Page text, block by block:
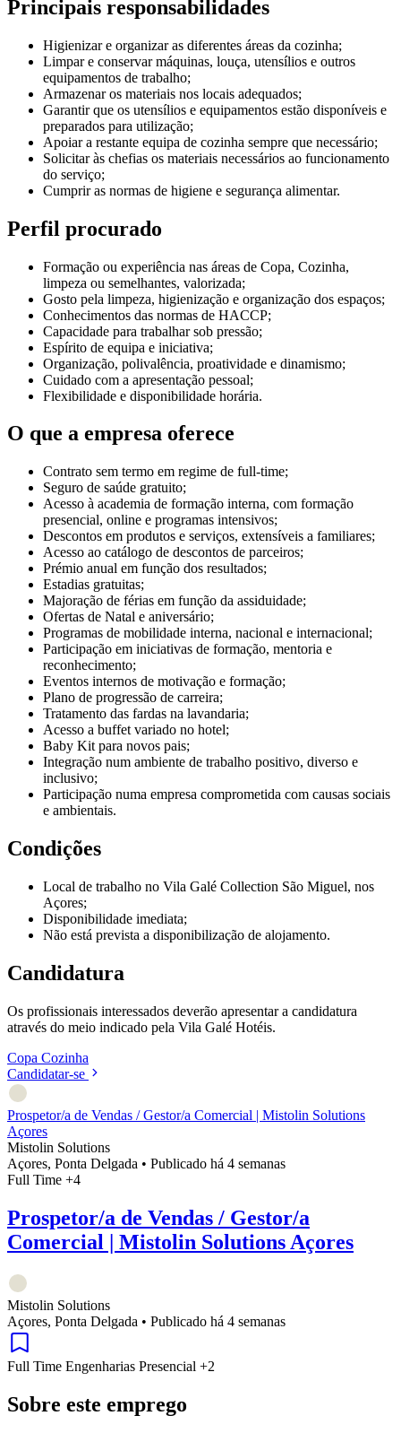
Principais responsabilidades
Higienizar e organizar as diferentes áreas da cozinha;
Limpar e conservar máquinas, louça, utensílios e outros
equipamentos de trabalho;
Armazenar os materiais nos locais adequados;
Garantir que os utensílios e equipamentos estão disponíveis e
preparados para utilização;
Apoiar a restante equipa de cozinha sempre que necessário;
Solicitar às chefias os materiais necessários ao funcionamento
do serviço;
Cumprir as normas de higiene e segurança alimentar.
Perfil procurado
Formação ou experiência nas áreas de Copa, Cozinha,
limpeza ou semelhantes, valorizada;
Gosto pela limpeza, higienização e organização dos espaços;
Conhecimentos das normas de HACCP;
Capacidade para trabalhar sob pressão;
Espírito de equipa e iniciativa;
Organização, polivalência, proatividade e dinamismo;
Cuidado com a apresentação pessoal;
Flexibilidade e disponibilidade horária.
O que a empresa oferece
Contrato sem termo em regime de full-time;
Seguro de saúde gratuito;
Acesso à academia de formação interna, com formação
presencial, online e programas intensivos;
Descontos em produtos e serviços, extensíveis a familiares;
Acesso ao catálogo de descontos de parceiros;
Prémio anual em função dos resultados;
Estadias gratuitas;
Majoração de férias em função da assiduidade;
Ofertas de Natal e aniversário;
Programas de mobilidade interna, nacional e internacional;
Participação em iniciativas de formação, mentoria e
reconhecimento;
Eventos internos de motivação e formação;
Plano de progressão de carreira;
Tratamento das fardas na lavandaria;
Acesso a buffet variado no hotel;
Baby Kit para novos pais;
Integração num ambiente de trabalho positivo, diverso e
inclusivo;
Participação numa empresa comprometida com causas sociais
e ambientais.
Condições
Local de trabalho no Vila Galé Collection São Miguel, nos
Açores;
Disponibilidade imediata;
Não está prevista a disponibilização de alojamento.
Candidatura
Os profissionais interessados deverão apresentar a candidatura
através do meio indicado pela Vila Galé Hotéis.
Copa Cozinha
Candidatar-se
Prospetor/a de Vendas / Gestor/a Comercial | Mistolin Solutions
Açores
Mistolin Solutions
Açores, Ponta Delgada • Publicado há 4 semanas
Full Time +4
Prospetor/a de Vendas / Gestor/a
Comercial | Mistolin Solutions Açores
Mistolin Solutions
Açores, Ponta Delgada • Publicado há 4 semanas
Full Time Engenharias Presencial +2
Sobre este emprego